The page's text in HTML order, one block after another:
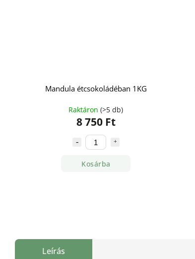
Mandula étcsokoládéban 1KG
Raktáron(>5 db)
8 750 Ft
Kosárba
Leírás